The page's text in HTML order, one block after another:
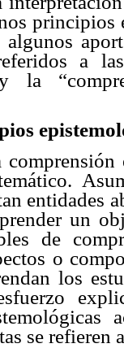
principios
a
y la
entidades
un
de
o
los
se refieren